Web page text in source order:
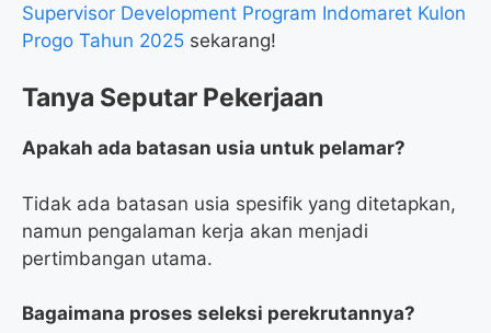
Supervisor Development Program Indomaret Kulon
Progo Tahun 2025 sekarang!
Tanya Seputar Pekerjaan
Apakah ada batasan usia untuk pelamar?
Tidak ada batasan usia spesifik yang ditetapkan,
namun pengalaman kerja akan menjadi
pertimbangan utama.
Bagaimana proses seleksi perekrutannya?